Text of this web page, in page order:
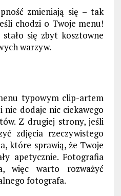
zmieniają się – tak
chodzi o Twoje menu!
się zbyt kosztowne
warzyw.
typowym clip-artem
nie dodaje nic ciekawego
Z drugiej strony, jeśli
zdjęcia rzeczywistego
które sprawią, że Twoje
apetycznie. Fotografia
więc warto rozważyć
fotografa.